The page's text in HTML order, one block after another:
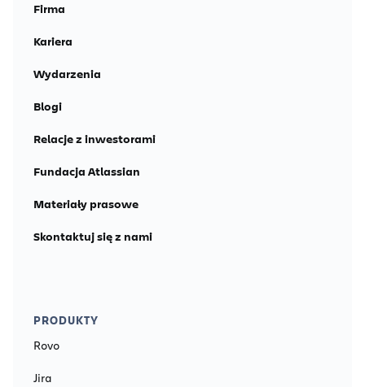
Firma
Kariera
Wydarzenia
Blogi
Relacje z inwestorami
Fundacja Atlassian
Materiały prasowe
Skontaktuj się z nami
PRODUKTY
Rovo
Jira